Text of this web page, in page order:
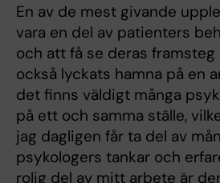
En av de mest givande
vara en del av patienters
och att få se deras
också lyckats hamna på en
det finns väldigt många
på ett och samma ställe,
jag dagligen får ta del av
psykologers tankar och
rolig del av mitt arbete är